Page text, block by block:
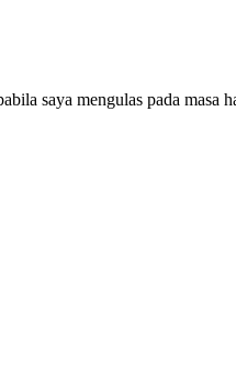
saya mengulas pada masa